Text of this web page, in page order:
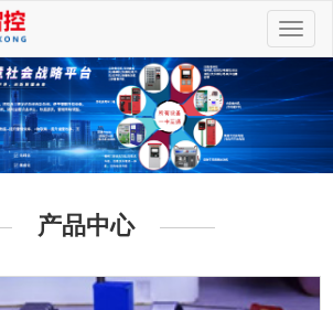
切
换
航
产品中心